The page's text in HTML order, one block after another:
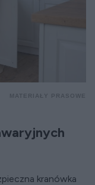
kranówka